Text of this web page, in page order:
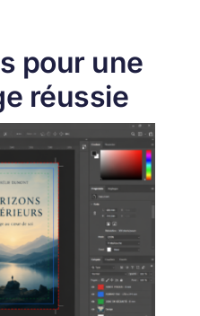
pour une
réussie